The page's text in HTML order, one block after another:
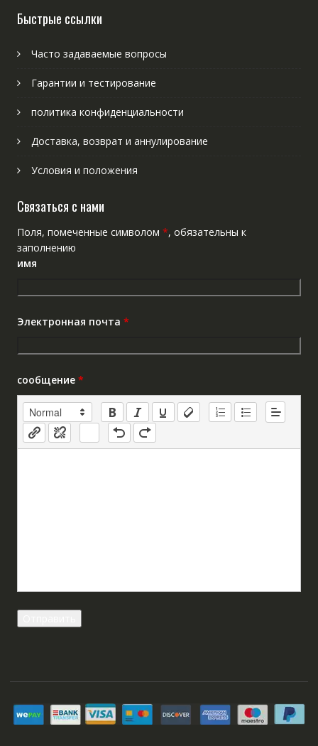
Быстрые ссылки
Часто задаваемые вопросы
Гарантии и тестирование
политика конфиденциальности
Доставка, возврат и аннулирование
Условия и положения
Связаться с нами
Поля, помеченные символом *, обязательны к
заполнению
имя
Электронная почта *
сообщение *